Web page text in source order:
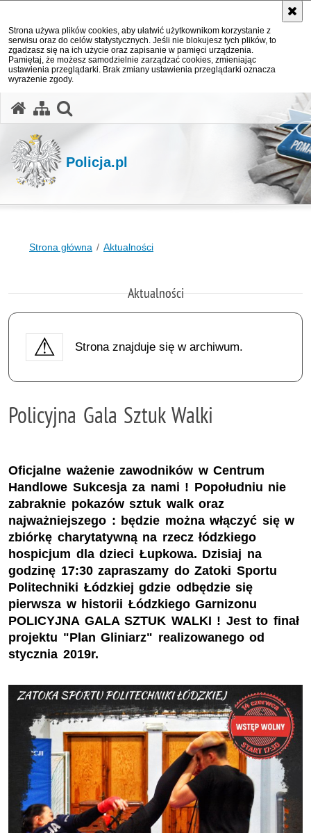
Strona używa plików cookies, aby ułatwić użytkownikom korzystanie z
serwisu oraz do celów statystycznych. Jeśli nie blokujesz tych plików, to
zgadzasz się na ich użycie oraz zapisanie w pamięci urządzenia.
Pamiętaj, że możesz samodzielnie zarządzać cookies, zmieniając
ustawienia przeglądarki. Brak zmiany ustawienia przeglądarki oznacza
wyrażenie zgody.
Policja.pl
Strona główna Aktualności
Aktualności
Strona znajduje się w archiwum.
Policyjna Gala Sztuk Walki
Oficjalne ważenie zawodników w Centrum
Handlowe Sukcesja za nami ! Popołudniu nie
zabraknie pokazów sztuk walk oraz
najważniejszego : będzie można włączyć się w
zbiórkę charytatywną na rzecz łódzkiego
hospicjum dla dzieci Łupkowa. Dzisiaj na
godzinę 17:30 zapraszamy do Zatoki Sportu
Politechniki Łódzkiej gdzie odbędzie się
pierwsza w historii Łódzkiego Garnizonu
POLICYJNA GALA SZTUK WALKI ! Jest to finał
projektu "Plan Gliniarz" realizowanego od
stycznia 2019r.